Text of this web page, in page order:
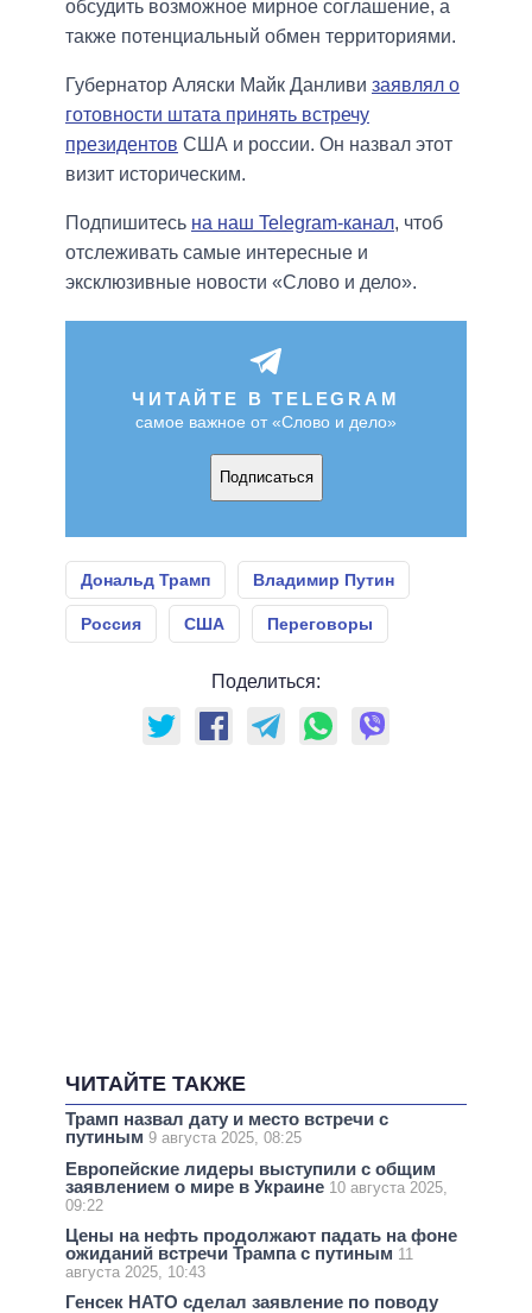
обсудить возможное мирное соглашение, а
также потенциальный обмен территориями.
Губернатор Аляски Майк Данливи заявлял о
готовности штата принять встречу
президентов США и россии. Он назвал этот
визит историческим.
Подпишитесь на наш Telegram-канал, чтоб
отслеживать самые интересные и
эксклюзивные новости «Слово и дело».
ЧИТАЙТЕ В TELEGRAM
самое важное от «Слово и дело»
Подписаться
Дональд Трамп Владимир Путин
Россия США Переговоры
Поделиться:
ЧИТАЙТЕ ТАКЖЕ
Трамп назвал дату и место встречи с
путиным 9 августа 2025, 08:25
Европейские лидеры выступили с общим
заявлением о мире в Украине 10 августа 2025,
09:22
Цены на нефть продолжают падать на фоне
ожиданий встречи Трампа с путиным 11
августа 2025, 10:43
Генсек НАТО сделал заявление по поводу